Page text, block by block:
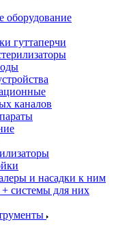
оборудование
гуттаперчи
каналов
и насадки к ним
системы для них